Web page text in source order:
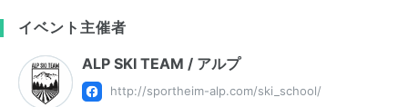
イベント主催者
ALP SKI TEAM / アルプ
http://sportheim-alp.com/ski_school/